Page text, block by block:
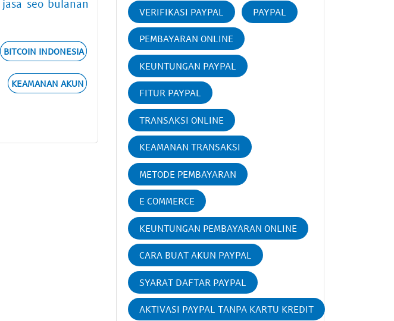
jasa seo bulanan
BITCOIN INDONESIA
KEAMANAN AKUN
VERIFIKASI PAYPAL PAYPAL
PEMBAYARAN ONLINE
KEUNTUNGAN PAYPAL
FITUR PAYPAL
TRANSAKSI ONLINE
KEAMANAN TRANSAKSI
METODE PEMBAYARAN
E COMMERCE
KEUNTUNGAN PEMBAYARAN ONLINE
CARA BUAT AKUN PAYPAL
SYARAT DAFTAR PAYPAL
AKTIVASI PAYPAL TANPA KARTU KREDIT